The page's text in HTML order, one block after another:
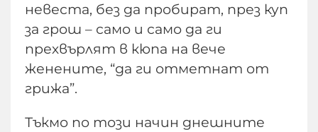
невеста, без да пробират, през куп
за грош – само и само да ги
прехвърлят в кюпа на вече
женените, “да ги отметнат от
грижа”.
Тъкмо по този начин днешните